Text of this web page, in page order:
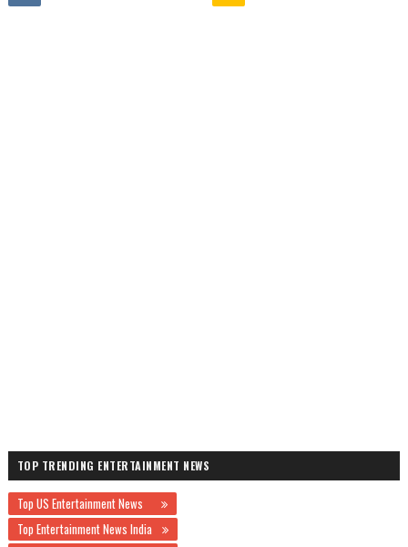
TOP TRENDING ENTERTAINMENT NEWS
Top US Entertainment News
Top Entertainment News India